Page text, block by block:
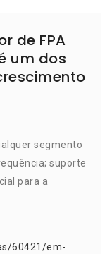
de FPA
um dos
segmento
suporte
para a
60421/em-